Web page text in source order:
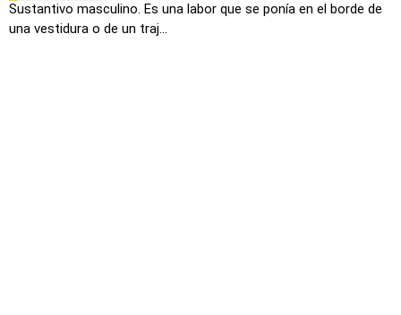
Sustantivo masculino. Es una labor que se ponía en el borde de
una vestidura o de un traj...